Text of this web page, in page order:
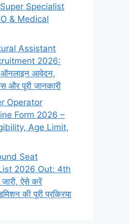
Specialist
& Medical
Assistant
2026:
ऑनलाइन आवेदन,
और पूरी जानकारी
Operator
Form 2026 –
Age Limit,
Seat
2026 Out: 4th
ऐसे करें
की पूरी प्रक्रिया